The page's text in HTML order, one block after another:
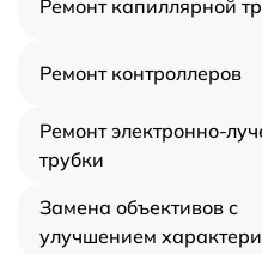
Ремонт капиллярной
Ремонт контроллеров
Ремонт электронно-
трубки
Замена объективов с
улучшением